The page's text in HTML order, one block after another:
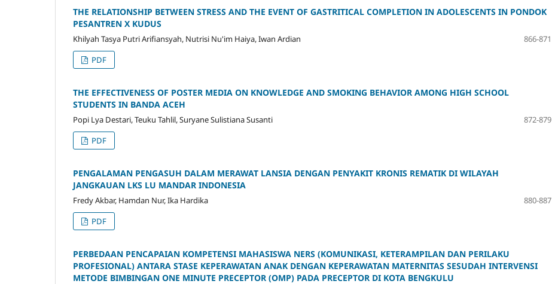
THE RELATIONSHIP BETWEEN STRESS AND THE EVENT OF GASTRITICAL COMPLETION IN ADOLESCENTS IN PONDOK
PESANTREN X KUDUS
Khilyah Tasya Putri Arifiansyah, Nutrisi Nu'im Haiya, Iwan Ardian
866-871
PDF
THE EFFECTIVENESS OF POSTER MEDIA ON KNOWLEDGE AND SMOKING BEHAVIOR AMONG HIGH SCHOOL
STUDENTS IN BANDA ACEH
Popi Lya Destari, Teuku Tahlil, Suryane Sulistiana Susanti
872-879
PDF
PENGALAMAN PENGASUH DALAM MERAWAT LANSIA DENGAN PENYAKIT KRONIS REMATIK DI WILAYAH
JANGKAUAN LKS LU MANDAR INDONESIA
Fredy Akbar, Hamdan Nur, Ika Hardika
880-887
PDF
PERBEDAAN PENCAPAIAN KOMPETENSI MAHASISWA NERS (KOMUNIKASI, KETERAMPILAN DAN PERILAKU
PROFESIONAL) ANTARA STASE KEPERAWATAN ANAK DENGAN KEPERAWATAN MATERNITAS SESUDAH INTERVENSI
METODE BIMBINGAN ONE MINUTE PRECEPTOR (OMP) PADA PRECEPTOR DI KOTA BENGKULU